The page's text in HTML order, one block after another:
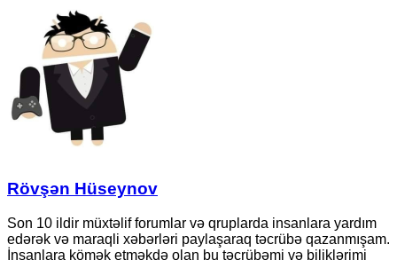
Email
Rövşən Hüseynov
Son 10 ildir müxtəlif forumlar və qruplarda insanlara yardım
edərək və maraqli xəbərləri paylaşaraq təcrübə qazanmışam.
İnsanlara kömək etməkdə olan bu təcrübəmi və biliklərimi